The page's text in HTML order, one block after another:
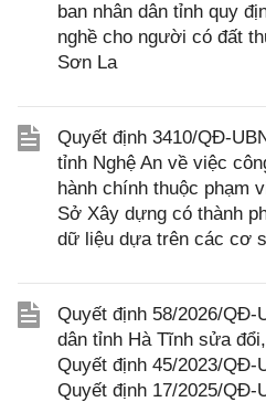
ban nhân dân tỉnh quy
nghề cho người có đất
Sơn La
Quyết định 3410/QĐ-
tỉnh Nghệ An về việc
hành chính thuộc phạm
Sở Xây dựng có thành
dữ liệu dựa trên các cơ
Quyết định 58/2026/QĐ-
dân tỉnh Hà Tĩnh sửa
Quyết định 45/2023/QĐ-
Quyết định 17/2025/QĐ-